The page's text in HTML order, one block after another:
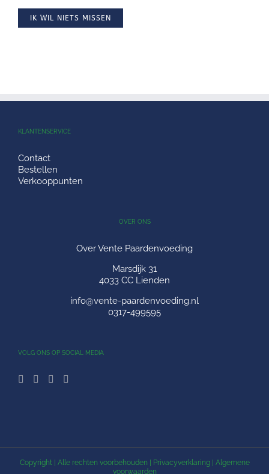
KLANTENSERVICE
Contact
Bestellen
Verkooppunten
OVER ONS
Over Vente Paardenvoeding
Marsdijk 31
4033 CC Lienden
info@vente-paardenvoeding.nl
0317-499595
VOLG ONS OP SOCIAL MEDIA
Copyright | Alle rechten voorbehouden | Privacyverklaring| Algemene
voorwaarden